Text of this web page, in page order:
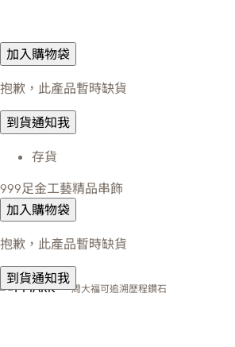
加入購物袋
抱歉，此產品暫時缺貨
到貨通知我
存貨
999足金工藝精品串飾
加入購物袋
抱歉，此產品暫時缺貨
到貨通知我
周大福可追溯歷程鑽石